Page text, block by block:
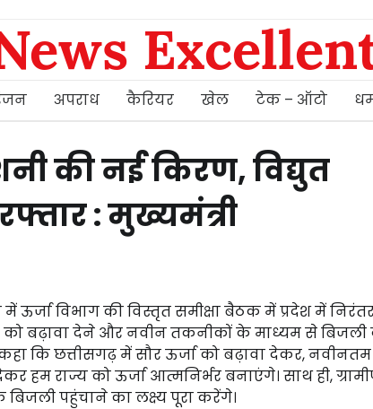
अपराध कैरियर खेल टेक – ऑटो
की नई किरण, विद्युत
: मुख्यमंत्री
विभाग की विस्तृत समीक्षा बैठक में प्रदेश में
को बढ़ावा देने और नवीन तकनीकों के माध्यम से
कि छत्तीसगढ़ में सौर ऊर्जा को बढ़ावा देकर, नवीनतम
राज्य को ऊर्जा आत्मनिर्भर बनाएंगे। साथ ही,
पहुंचाने का लक्ष्य पूरा करेंगे।